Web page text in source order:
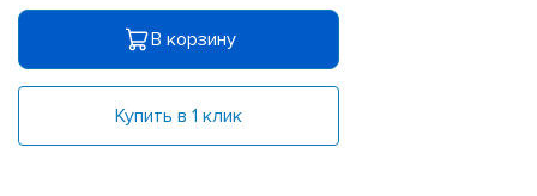
В корзину
Купить в 1 клик